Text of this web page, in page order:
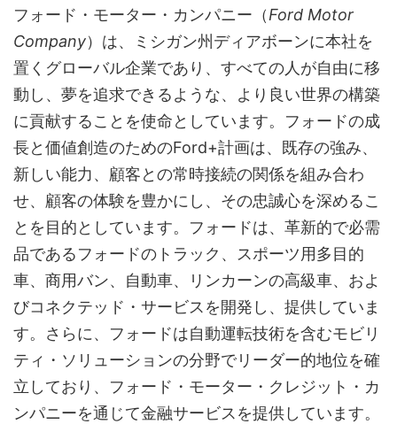
フォード・モーター・カンパニー（Ford Motor
Company）は、ミシガン州ディアボーンに本社を
置くグローバル企業であり、すべての人が自由に移
動し、夢を追求できるような、より良い世界の構築
に貢献することを使命としています。フォードの成
長と価値創造のためのFord+計画は、既存の強み、
新しい能力、顧客との常時接続の関係を組み合わ
せ、顧客の体験を豊かにし、その忠誠心を深めるこ
とを目的としています。フォードは、革新的で必需
品であるフォードのトラック、スポーツ用多目的
車、商用バン、自動車、リンカーンの高級車、およ
びコネクテッド・サービスを開発し、提供していま
す。さらに、フォードは自動運転技術を含むモビリ
ティ・ソリューションの分野でリーダー的地位を確
立しており、フォード・モーター・クレジット・カ
ンパニーを通じて金融サービスを提供しています。